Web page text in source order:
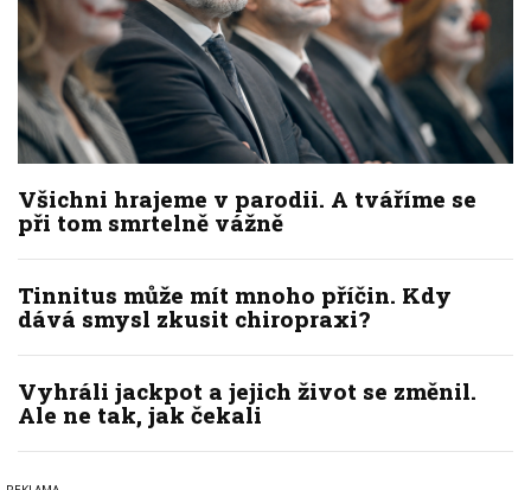
Všichni hrajeme v parodii. A tváříme se
při tom smrtelně vážně
Tinnitus může mít mnoho příčin. Kdy
dává smysl zkusit chiropraxi?
Vyhráli jackpot a jejich život se změnil.
Ale ne tak, jak čekali